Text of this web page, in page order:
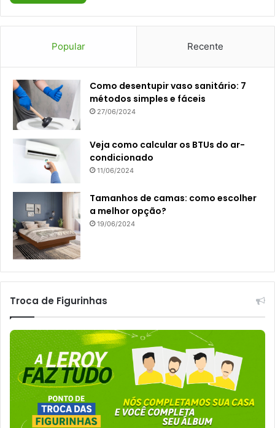
Popular Recente
Como desentupir vaso sanitário: 7
métodos simples e fáceis
27/06/2024
Veja como calcular os BTUs do ar-
condicionado
11/06/2024
Tamanhos de camas: como escolher
a melhor opção?
19/06/2024
Troca de Figurinhas